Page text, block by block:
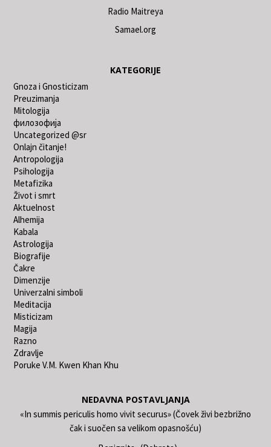
Radio Maitreya
Samael.org
KATEGORIJE
Gnoza i Gnosticizam
Preuzimanja
Mitologija
филозофија
Uncategorized @sr
Onlajn čitanje!
Antropologija
Psihologija
Metafizika
Život i smrt
Aktuelnost
Alhemija
Kabala
Astrologija
Biografije
Čakre
Dimenzije
Univerzalni simboli
Meditacija
Misticizam
Magija
Razno
Zdravlje
Poruke V.M. Kwen Khan Khu
NEDAVNA POSTAVLJANJA
«In summis periculis homo vivit securus» (Čovek živi bezbrižno
čak i suočen sa velikom opasnošću)